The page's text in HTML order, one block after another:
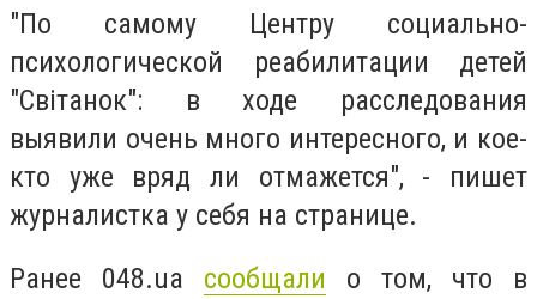
"По самому Центру социально-
психологической реабилитации детей
"Світанок": в ходе расследования
выявили очень много интересного, и кое-
кто уже вряд ли отмажется", - пишет
журналистка у себя на странице.
Ранее 048.ua сообщали о том, что в